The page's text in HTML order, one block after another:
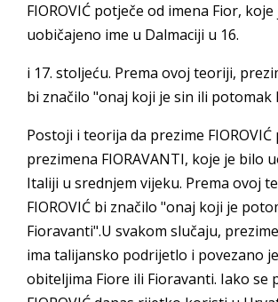
FIOROVIĆ potječe od imena Fior,
uobičajeno ime u Dalmaciji u 16.
i 17. stoljeću. Prema ovoj teoriji,
bi značilo "onaj koji je sin ili potomak
Postoji i teorija da prezime
prezimena FIORAVANTI, koje je bilo
Italiji u srednjem vijeku. Prema ovoj
FIOROVIĆ bi značilo "onaj koji je
Fioravanti".U svakom slučaju, prezime
ima talijansko podrijetlo i povezano
obiteljima Fiore ili Fioravanti. Iako se